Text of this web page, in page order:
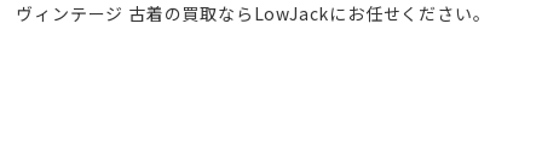
ヴィンテージ 古着の買取ならLowJackにお任せください。